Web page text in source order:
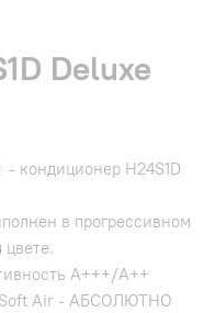
Deluxe
кондиционер H24S1D
в прогрессивном
A+++/A++
Soft Air - АБСОЛЮТНО